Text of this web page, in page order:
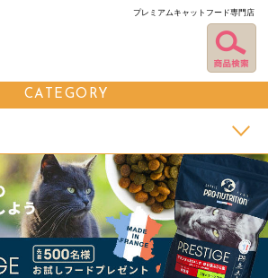
プレミアムキャットフード専門店
CATEGORY